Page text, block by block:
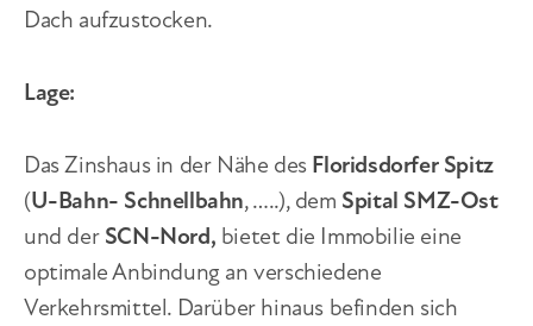
Dach aufzustocken.
Lage:
Das Zinshaus in der Nähe des Floridsdorfer Spitz
(U-Bahn- Schnellbahn, …..), dem Spital SMZ-Ost
und der SCN-Nord, bietet die Immobilie eine
optimale Anbindung an verschiedene
Verkehrsmittel. Darüber hinaus befinden sich